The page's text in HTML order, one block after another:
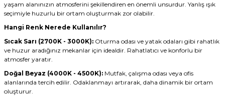
yaşam alanınızın atmosferini şekillendiren en önemli unsurdur. Yanlış ışık
seçimiyle huzurlu bir ortam oluşturmak zor olabilir.
Hangi Renk Nerede Kullanılır?
Sıcak Sarı (2700K - 3000K):Oturma odası ve yatak odaları gibi rahatlık
ve huzur aradığınız mekanlar için idealdir. Rahatlatıcı ve konforlu bir
atmosfer yaratır.
Doğal Beyaz (4000K - 4500K):Mutfak, çalışma odası veya ofis
alanlarında tercih edilir. Odaklanmayı artırarak, daha dinamik bir ortam
oluşturur.